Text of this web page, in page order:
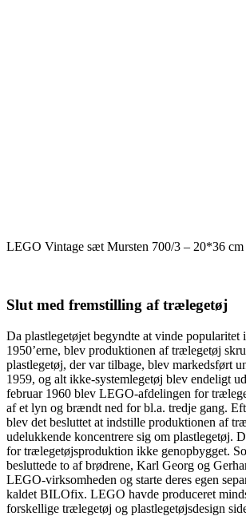
LEGO Vintage sæt Mursten 700/3 – 20*36 cm
Slut med fremstilling af trælegetøj
Da plastlegetøjet begyndte at vinde popularitet
1950’erne, blev produktionen af trælegetøj
plastlegetøj, der var tilbage, blev markedsført
1959, og alt ikke-systemlegetøj blev endeligt
februar 1960 blev LEGO-afdelingen for
af et lyn og brændt ned for bl.a. tredje gang.
blev det besluttet at indstille produktionen af
udelukkende koncentrere sig om plastlegetøj.
for trælegetøjsproduktion ikke genopbygget.
besluttede to af brødrene, Karl Georg og
LEGO-virksomheden og starte deres egen
kaldet BILOfix. LEGO havde produceret
forskellige trælegetøj og plastlegetøjsdesign